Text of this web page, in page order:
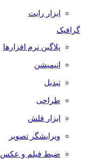
ابزار رایت
گرافیک
پلاگین نرم افزارها
انیمیشن
تبدیل
طراحی
ابزار فلش
ویرایشگر تصویر
ضبط فيلم و عكس